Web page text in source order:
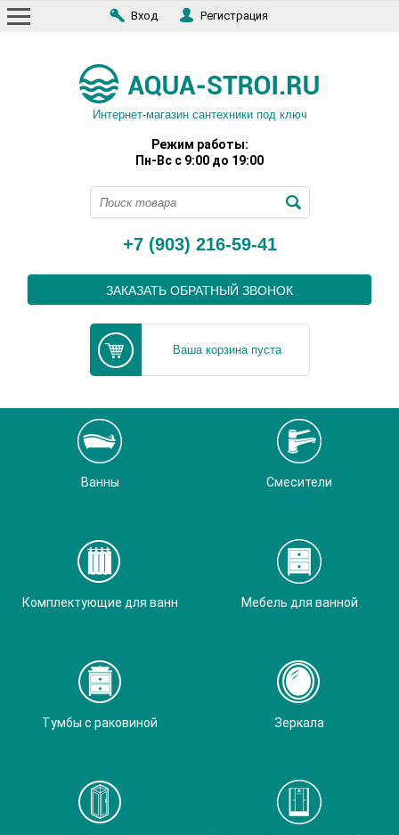
Вход Регистрация
Интернет-магазин сантехники под ключ
Режим работы:
Пн-Вс с 9:00 до 19:00
+7 (903) 216-59-41
ЗАКАЗАТЬ ОБРАТНЫЙ ЗВОНОК
Ваша корзина пуста
Ванны Смесители
Комплектующие для ванн Мебель для ванной
Тумбы с раковиной Зеркала